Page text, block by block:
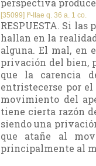
perspectiva
[35099] Iª-IIae q. 36 a. 1 co.
RESPUESTA. Si
hallan en la
alguna. El mal, en
privación del bien,
que la carencia
entristecerse por
movimiento del
tiene cierta razón
siendo una
que atañe al
principalmente al